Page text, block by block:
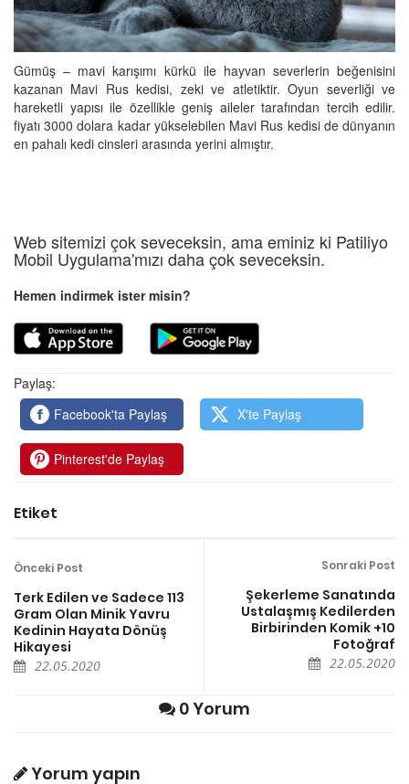
Gümüş – mavi karışımı kürkü ile hayvan severlerin beğenisini
kazanan Mavi Rus kedisi, zeki ve atletiktir. Oyun severliği ve
hareketli yapısı ile özellikle geniş aileler tarafından tercih edilir.
fiyatı 3000 dolara kadar yükselebilen Mavi Rus kedisi de dünyanın
en pahalı kedi cinsleri arasında yerini almıştır.
Web sitemizi çok seveceksin, ama eminiz ki Patiliyo
Mobil Uygulama'mızı daha çok seveceksin.
Hemen indirmek ister misin?
Paylaş:
Facebook'ta Paylaş
X'te Paylaş
Pinterest'de Paylaş
Etiket
Önceki Post
Terk Edilen ve Sadece 113
Gram Olan Minik Yavru
Kedinin Hayata Dönüş
Hikayesi
22.05.2020
Sonraki Post
Şekerleme Sanatında
Ustalaşmış Kedilerden
Birbirinden Komik +10
Fotoğraf
22.05.2020
0 Yorum
Yorum yapın